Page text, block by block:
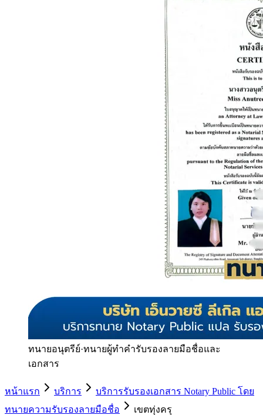
ทนายอนุตรีย์·ทนายผู้ทำคำรับรองลายมือชื่อและ
เอกสาร
หน้าแรก บริการ
บริการรับรองเอกสาร Notary Public โดย
ทนายความรับรองลายมือชื่อ
เขตทุ่งครุ